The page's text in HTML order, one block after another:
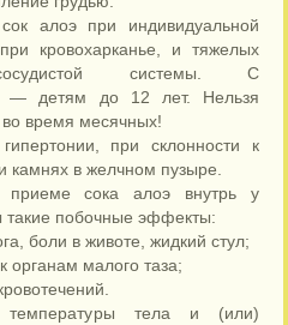
алоэ при индивидуальной
кровохарканье, и тяжелых
сосудистой системы. С
— детям до 12 лет. Нельзя
время месячных!
при склонности к
в желчном пузыре.
приеме сока алоэ внутрь у
побочные эффекты:
боли в животе, жидкий стул;
малого таза;
тела и (или)